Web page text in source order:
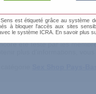
est étiqueté grâce au système
à bloquer l'accès aux sites
le système ICRA. En savoir plus
Afficher :
été testé par les